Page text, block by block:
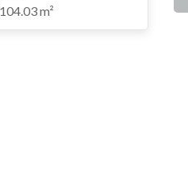
104.03 m²